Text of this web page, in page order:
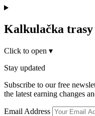
Kalkulačka trasy
Click to open ▾
Stay updated
Subscribe to our free
the latest earning changes
Email Address